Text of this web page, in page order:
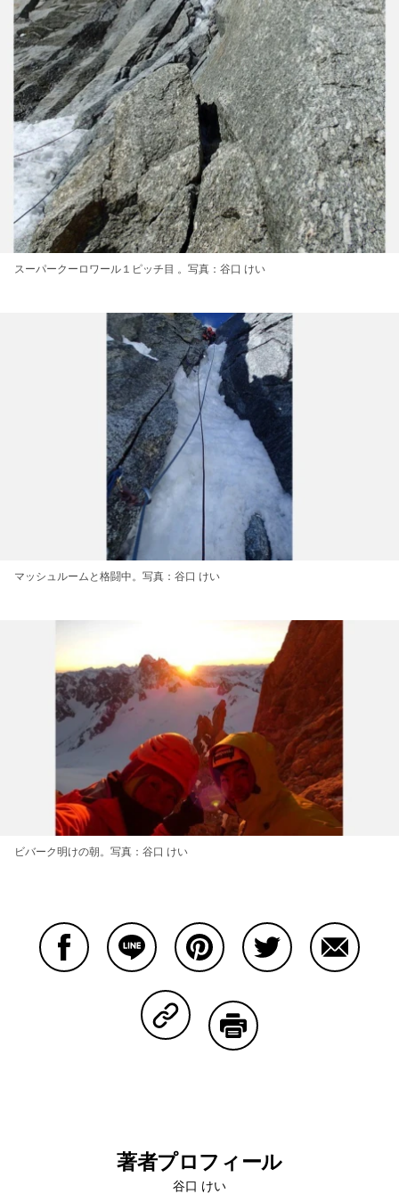
スーパークーロワール１ピッチ目 。写真：谷口 けい
マッシュルームと格闘中。写真：谷口 けい
ビバーク明けの朝。写真：谷口 けい
Copy Linkで共有する
著者プロフィール
谷口 けい